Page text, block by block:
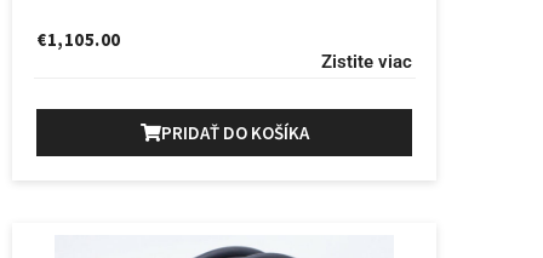
€1,105.00
Zistite viac
PRIDAŤ DO KOŠÍKA